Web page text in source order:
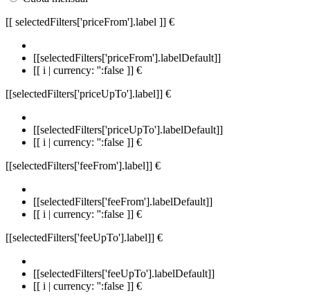
[[ selectedFilters['priceFrom'].label ]] €
[[selectedFilters['priceFrom'].labelDefault]]
[[ i | currency: '':false ]] €
[[selectedFilters['priceUpTo'].label]] €
[[selectedFilters['priceUpTo'].labelDefault]]
[[ i | currency: '':false ]] €
[[selectedFilters['feeFrom'].label]] €
[[selectedFilters['feeFrom'].labelDefault]]
[[ i | currency: '':false ]] €
[[selectedFilters['feeUpTo'].label]] €
[[selectedFilters['feeUpTo'].labelDefault]]
[[ i | currency: '':false ]] €